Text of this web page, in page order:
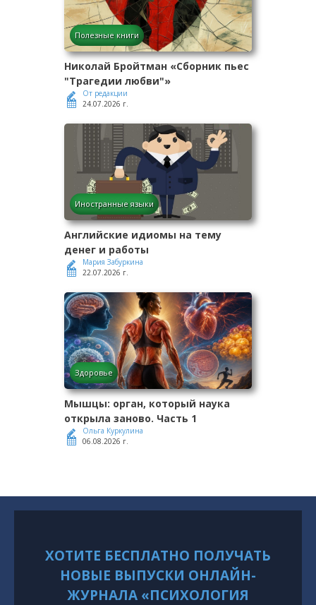
Полезные книги
Николай Бройтман «Сборник пьес
"Трагедии любви"»
От редакции
24.07.2026 г.
Иностранные языки
Английские идиомы на тему
денег и работы
Мария Забуркина
22.07.2026 г.
Здоровье
Мышцы: орган, который наука
открыла заново. Часть 1
Ольга Куркулина
06.08.2026 г.
ХОТИТЕ БЕСПЛАТНО ПОЛУЧАТЬ
НОВЫЕ ВЫПУСКИ ОНЛАЙН-
ЖУРНАЛА «ПСИХОЛОГИЯ